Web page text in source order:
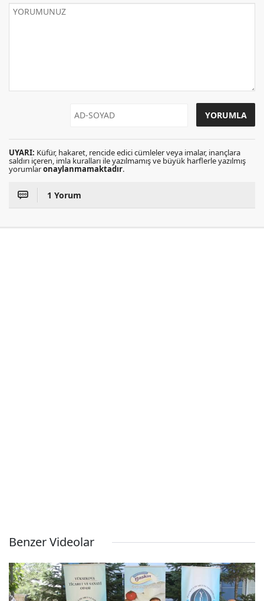
UYARI: Küfür, hakaret, rencide edici cümleler veya imalar, inançlara
saldırı içeren, imla kuralları ile yazılmamış ve büyük harflerle yazılmış
yorumlaronaylanmamaktadır.
1 Yorum
Benzer Videolar